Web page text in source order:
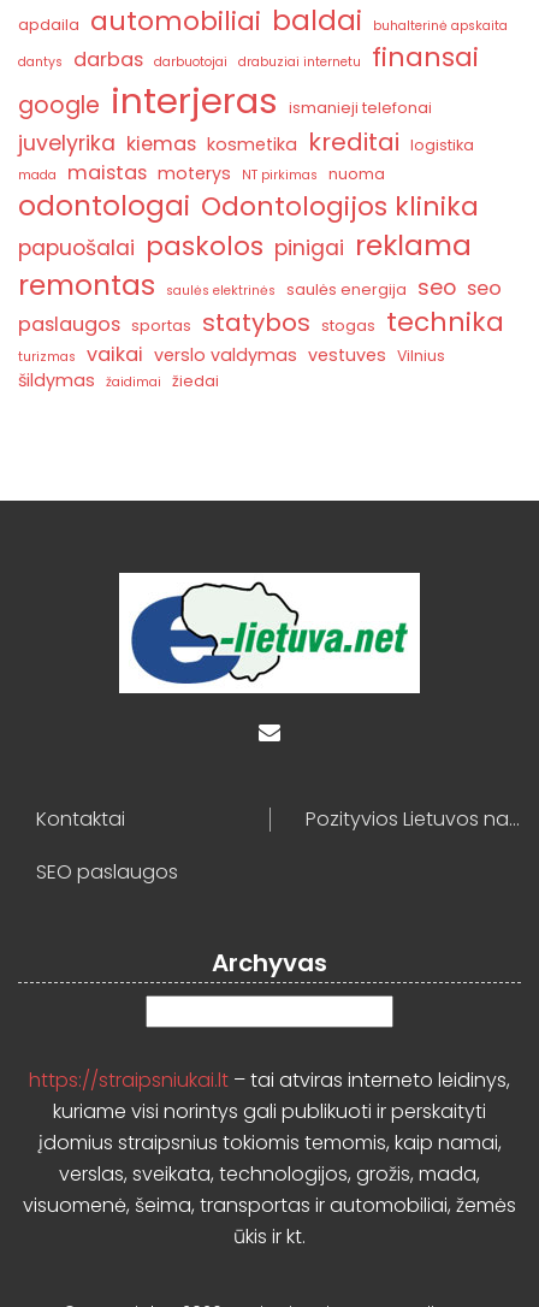
apdaila automobiliai baldai
buhalterinė apskaita
dantys
darbas darbuotojai drabuziai internetu finansai
google interjeras ismanieji telefonai
juvelyrika kiemas kosmetika kreditai logistika
mada maistas moterys NT pirkimas nuoma
odontologai Odontologijos klinika
papuošalai paskolos pinigai reklama
remontas
saulės elektrinės saulės energija seo seo
paslaugos sportas statybos stogas technika
turizmas vaikai verslo valdymas vestuves Vilnius
šildymas žaidimai žiedai
Kontaktai
Pozityvios Lietuvos naujienos
SEO paslaugos
Archyvas
https://straipsniukai.lt – tai atviras interneto leidinys,
kuriame visi norintys gali publikuoti ir perskaityti
įdomius straipsnius tokiomis temomis, kaip namai,
verslas, sveikata, technologijos, grožis, mada,
visuomenė, šeima, transportas ir automobiliai, žemės
ūkis ir kt.